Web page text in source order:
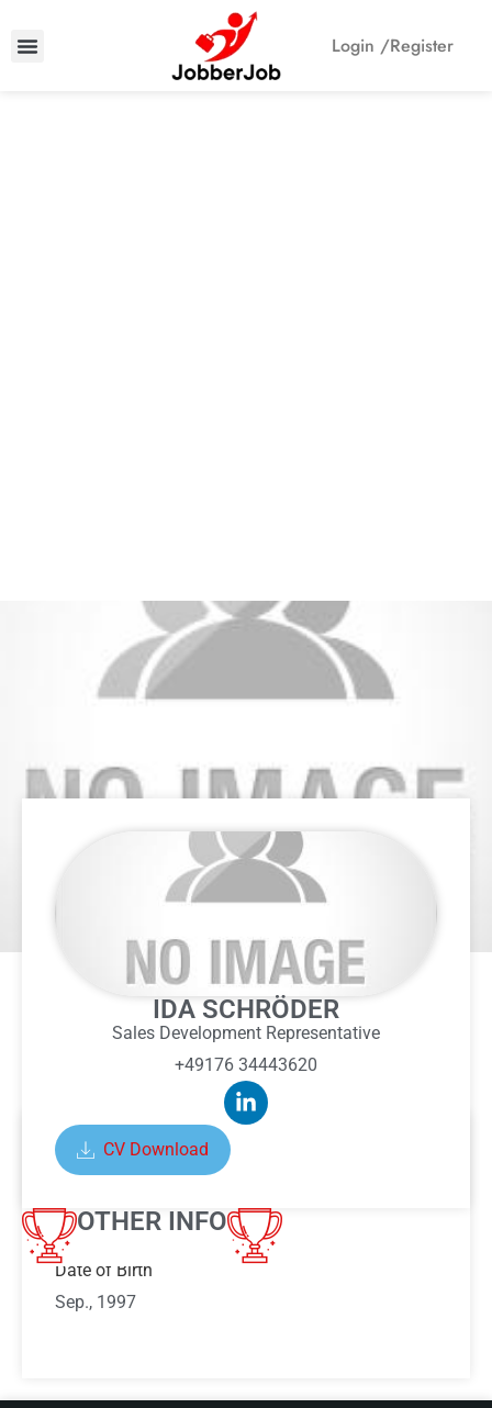
Login /Register
IDA SCHRÖDER
Sales Development Representative
+49176 34443620
CV Download
OTHER INFO
ABOUT IDA SCHRÖDER
Date of Birth
Sep., 1997